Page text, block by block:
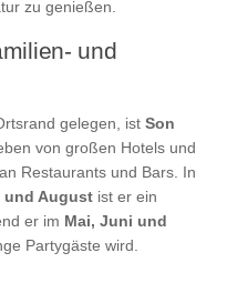
zu genießen.
und
gelegen, ist Son
von großen Hotels und
Restaurants und Bars. In
und August ist er ein
er im Mai, Juni und
Partygäste wird.